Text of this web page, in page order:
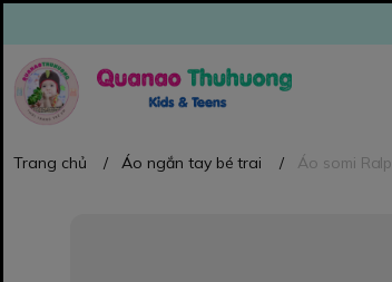
Trang chủ / Áo ngắn tay bé trai / Áo somi